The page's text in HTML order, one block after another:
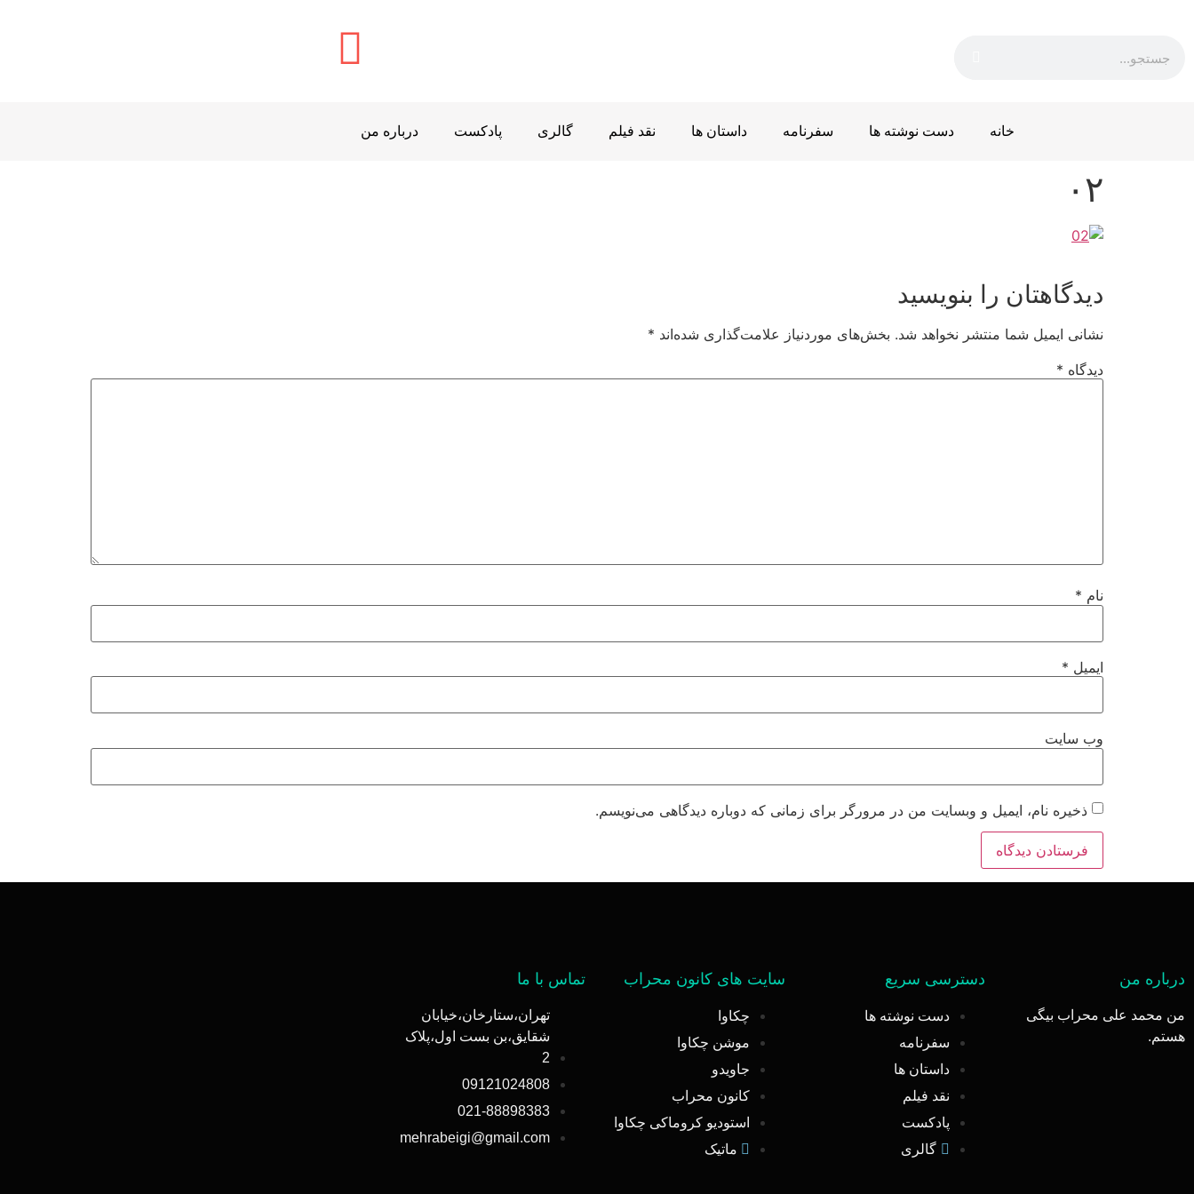
خانه دست نوشته ها سفرنامه داستان ها نقد فیلم گالری پادکست درباره من
۰۲
دیدگاهتان را بنویسید
نشانی ایمیل شما منتشر نخواهد شد. بخش‌های موردنیاز علامت‌گذاری شده‌اند *
دیدگاه *
نام *
ایمیل *
وب‌ سایت
ذخیره نام، ایمیل و وبسایت من در مرورگر برای زمانی که دوباره دیدگاهی می‌نویسم.
درباره من
من محمد علی محراب بیگی
هستم.
دسترسی سریع
دست نوشته ها
سفرنامه
داستان ها
نقد فیلم
پادکست
گالری
سایت های کانون محراب
چکاوا
موشن چکاوا
جاویدو
کانون محراب
استودیو کروماکی چکاوا
ماتیک
تماس با ما
تهران،ستارخان،خیابان
شقایق،بن بست اول،پلاک
2
09121024808
021-88898383
mehrabeigi@gmail.com